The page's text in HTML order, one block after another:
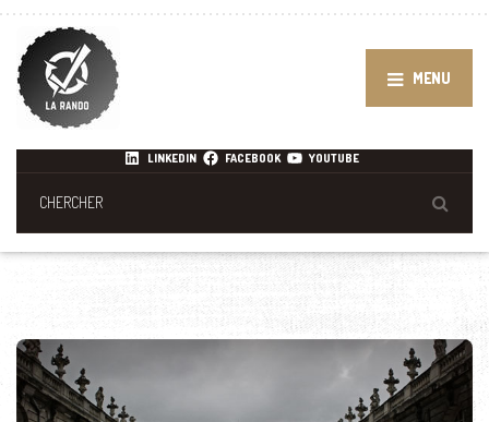
MENU
LINKEDIN FACEBOOK YOUTUBE